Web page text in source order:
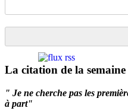
La citation de la semaine
" Je ne cherche pas les
à part"